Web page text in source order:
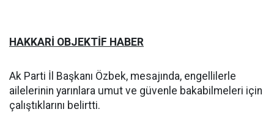
HAKKARİ OBJEKTİF HABER
Ak Parti İl Başkanı Özbek, mesajında, engellilerle
ailelerinin yarınlara umut ve güvenle bakabilmeleri için
çalıştıklarını belirtti.